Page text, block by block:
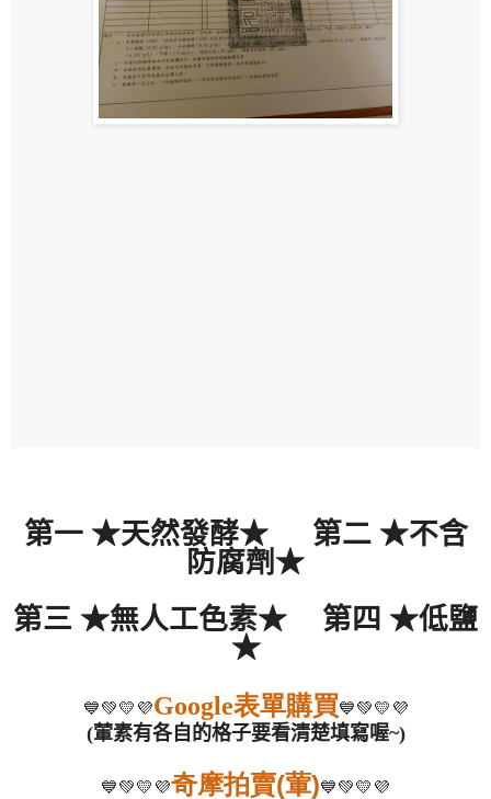
第一 ★天然發酵★ 第二 ★不含
防腐劑 ★
第三 ★無人工色素★ 第四 ★低鹽
★
💙💚💛💜Google表單購買💙💚💛💜
(葷素有各自的格子要看清楚填寫喔~)
💙💚💛💜奇摩拍賣(葷)💙💚💛💜